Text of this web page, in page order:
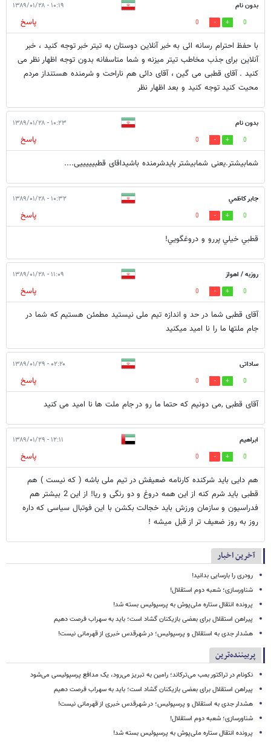
بدون نام ۱۰:۱۹ - ۱۳۸۹/۰۱/۲۸
0
0
پاسخ
با حفظ احترام رسانه ائی به خبر آنلاین دوستان به تیتر خبر توجه کنید ، خبر
آنلاین برای جذب مخاطب تیتر میزنه و شما متاسفانه بدون توجه اظهار نظر می
کنید . آقای قطبی می گین ، آقای دائی هم ناراحت و شرمنده هستنداز مردم
محیت کنید توجه کنید و بعد اظهار نظر
بدون نام ۱۰:۲۳ - ۱۳۸۹/۰۱/۲۸
0
0
پاسخ
شمابیشتر.یعنی شمابیشتر بایدشرمنده باشیداقای قطبیییییی....
جابر كاظمي ۱۰:۳۲ - ۱۳۸۹/۰۱/۲۸
0
0
پاسخ
قطبي خيلي پررو و دروغگويي!
روزبه / اهواز ۱۱:۰۹ - ۱۳۸۹/۰۱/۲۸
0
0
پاسخ
آقای قطبی شما در حد و اندازه تیم ملی نیستید مطمئن هستیم که شما در
جام ملتها ما را نا امید میکنید
ساداتی ۰۲:۲۰ - ۱۳۸۹/۰۱/۲۹
0
0
پاسخ
آقای قطبی ,می دونیم که حتما ما رو در جام ملت ها نا امید می کنید
ابراهیم ۱۲:۱۱ - ۱۳۸۹/۰۱/۲۹
0
0
پاسخ
هم دایی باید شرکنده کارنامه ضعیفش در تیم ملی باشه ( که نیست ) هم
قطبی باید شرم کنه از این همه دروغ و دو رنگی و ریا! از این 2 بیشتر هم
فدراسیون و سازمان ورزش باید خجالت بکشن با این فوتبال سیاسی که داره
روز به روز ضعیف تر از قبل میشه !
آخرین اخبار
رودری را بارسایی بدانید!
شناورسازی؛ شعبه دوم استقلال!
پرونده انتقال ستاره ملی‌پوش به پرسپولیس بسته شد!
پیراهن استقلال برای بعضی بازیکنان گشاد است؛ باید به سهراب فرصت دهیم
هشدار جدی به استقلال و پرسپولیس؛ در شهرقدس خبری از قهرمانی نیست!
پربیننده‌ترین
نکونام در تراکتور بمب می‌ترکاند؛ رامین به تبریز می‌رود، یک مدافع پرسپولیسی می‌شود
پیراهن استقلال برای بعضی بازیکنان گشاد است؛ باید به سهراب فرصت دهیم
هشدار جدی به استقلال و پرسپولیس؛ در شهرقدس خبری از قهرمانی نیست!
شناورسازی؛ شعبه دوم استقلال!
پرونده انتقال ستاره ملی‌پوش به پرسپولیس بسته شد!